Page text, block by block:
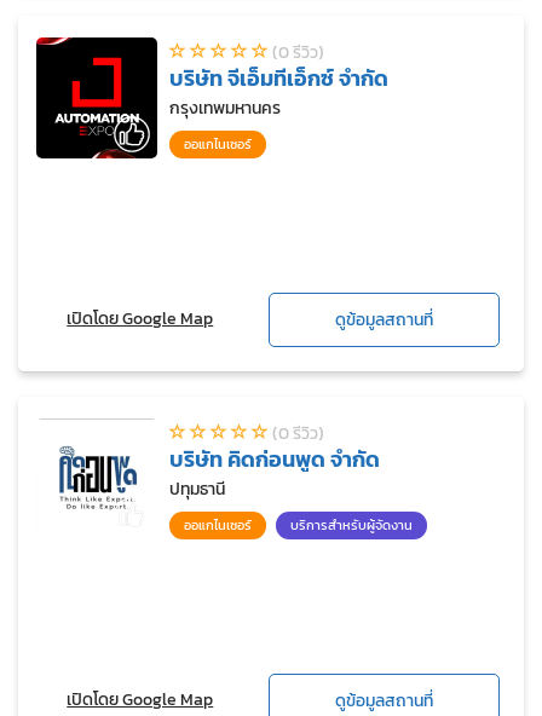
(0 รีวิว)
บริษัท จีเอ็มทีเอ็กซ์ จำกัด
กรุงเทพมหานคร
ออแกไนเซอร์
เปิดโดย Google Map ดูข้อมูลสถานที่
(0 รีวิว)
บริษัท คิดก่อนพูด จำกัด
ปทุมธานี
ออแกไนเซอร์ บริการสำหรับผู้จัดงาน
เปิดโดย Google Map ดูข้อมูลสถานที่